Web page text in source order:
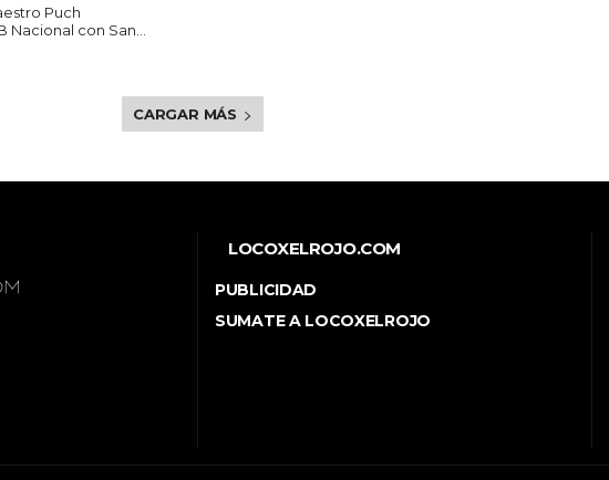
Puch
con San...
CARGAR MÁS
LOCOXELROJO.COM
PUBLICIDAD
SUMATE A LOCOXELROJO